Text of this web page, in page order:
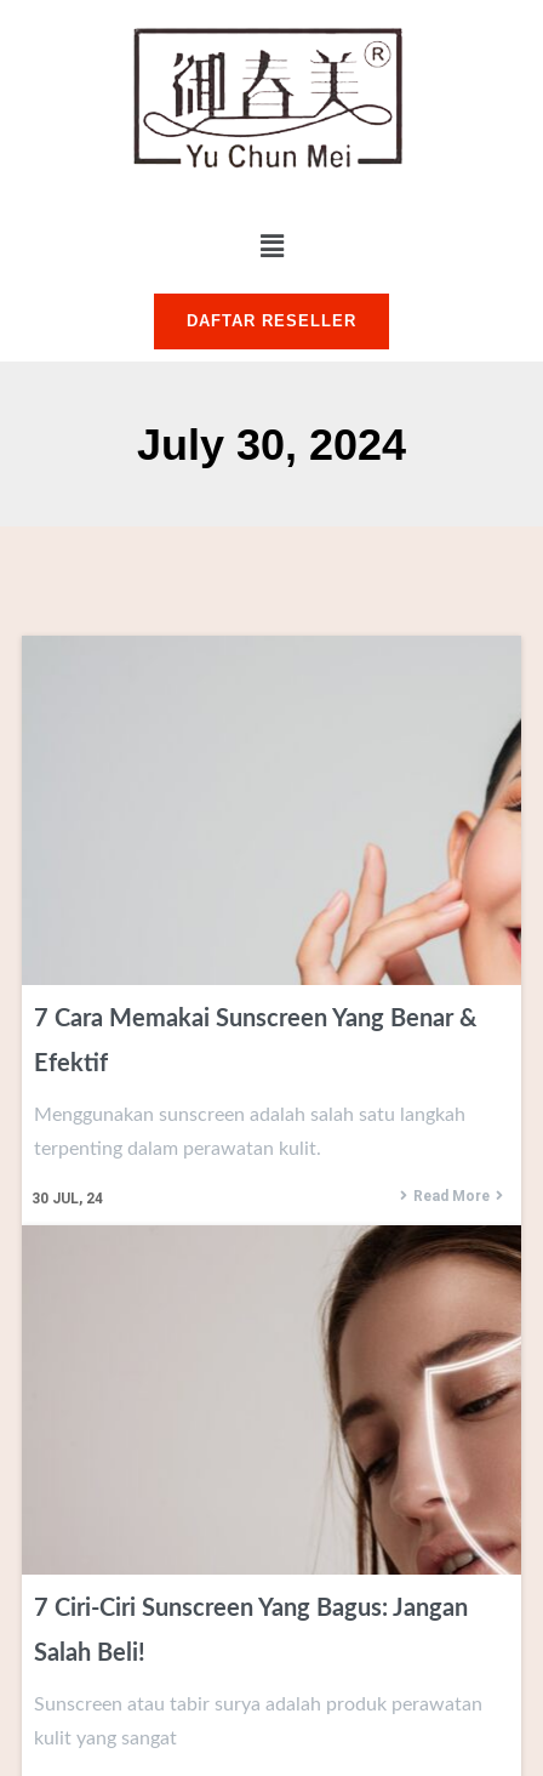
DAFTAR RESELLER
July 30, 2024
7 Cara Memakai Sunscreen Yang Benar &
Efektif
30 JUL, 24
Menggunakan sunscreen adalah salah satu langkah
terpenting dalam perawatan kulit.
Read More
7 Ciri-Ciri Sunscreen Yang Bagus: Jangan
Salah Beli!
Sunscreen atau tabir surya adalah produk perawatan
kulit yang sangat